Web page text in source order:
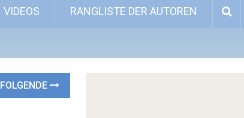
VIDEOS RANGLISTE DER AUTOREN
FOLGENDE